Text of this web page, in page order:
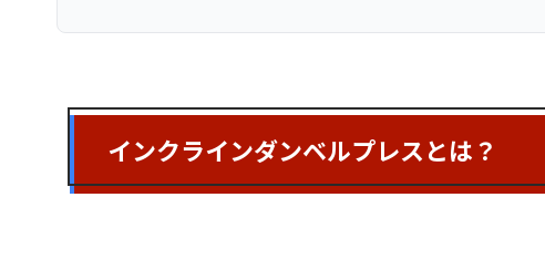
インクラインダンベルプレスとは？